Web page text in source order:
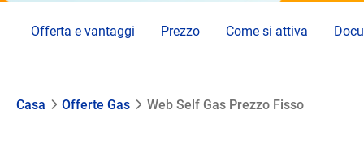
Offerta e vantaggi Prezzo Come si attiva
Casa Offerte Gas Web Self Gas Prezzo Fisso